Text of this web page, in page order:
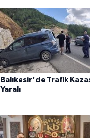
Balıkesir'de Trafik
Yaralı